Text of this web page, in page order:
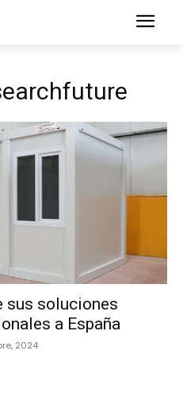
sus soluciones
a España
2024